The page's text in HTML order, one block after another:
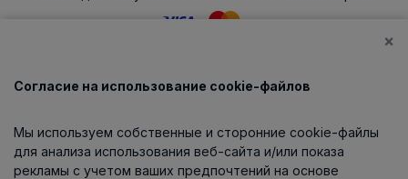
Каталог
О компании
×
Согласие на использование cookie-файлов
Мы используем собственные и сторонние cookie-файлы
для анализа использования веб-сайта и/или показа
рекламы с учетом ваших предпочтений на основе